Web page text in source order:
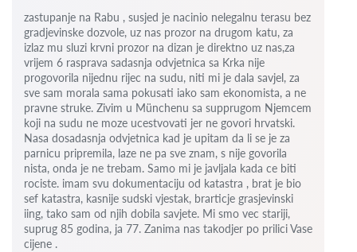
zastupanje na Rabu , susjed je nacinio nelegalnu terasu bez
gradjevinske dozvole, uz nas prozor na drugom katu, za
izlaz mu sluzi krvni prozor na dizan je direktno uz nas,za
vrijem 6 rasprava sadasnja odvjetnica sa Krka nije
progovorila nijednu rijec na sudu, niti mi je dala savjel, za
sve sam morala sama pokusati iako sam ekonomista, a ne
pravne struke. Zivim u Münchenu sa supprugom Njemcem
koji na sudu ne moze ucestvovati jer ne govori hrvatski.
Nasa dosadasnja odvjetnica kad je upitam da li se je za
parnicu pripremila, laze ne pa sve znam, s nije govorila
nista, onda je ne trebam. Samo mi je javljala kada ce biti
rociste. imam svu dokumentaciju od katastra , brat je bio
sef katastra, kasnije sudski vjestak, brarticje grasjevinski
iing, tako sam od njih dobila savjete. Mi smo vec stariji,
suprug 85 godina, ja 77. Zanima nas takodjer po prilici Vase
cijene .